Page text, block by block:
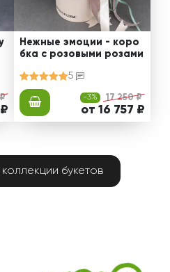
Нежные эмоции - коро
бка с розовыми розами
5
-3% 17 250 ₽
от 16 757 ₽
букетов